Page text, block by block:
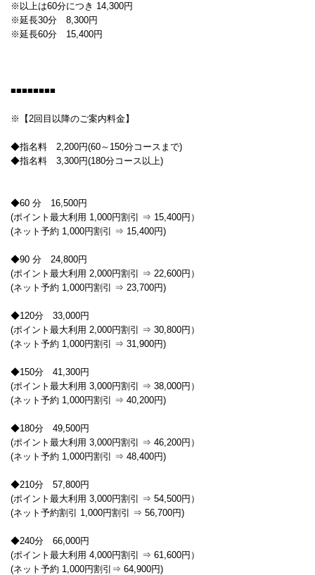
※以上は60分につき 14,300円
※延長30分 8,300円
※延長60分 15,400円
■■■■■■■■
※【2回目以降のご案内料金】
◆指名料 2,200円(60～150分コースまで)
◆指名料 3,300円(180分コース以上)
◆60 分 16,500円
(ポイント最大利用 1,000円割引 ⇒ 15,400円）
(ネット予約 1,000円割引 ⇒ 15,400円)
◆90 分 24,800円
(ポイント最大利用 2,000円割引 ⇒ 22,600円）
(ネット予約 1,000円割引 ⇒ 23,700円)
◆120分 33,000円
(ポイント最大利用 2,000円割引 ⇒ 30,800円）
(ネット予約 1,000円割引 ⇒ 31,900円)
◆150分 41,300円
(ポイント最大利用 3,000円割引 ⇒ 38,000円）
(ネット予約 1,000円割引 ⇒ 40,200円)
◆180分 49,500円
(ポイント最大利用 3,000円割引 ⇒ 46,200円）
(ネット予約 1,000円割引 ⇒ 48,400円)
◆210分 57,800円
(ポイント最大利用 3,000円割引 ⇒ 54,500円）
(ネット予約割引 1,000円割引 ⇒ 56,700円)
◆240分 66,000円
(ポイント最大利用 4,000円割引 ⇒ 61,600円）
(ネット予約 1,000円割引⇒ 64,900円)